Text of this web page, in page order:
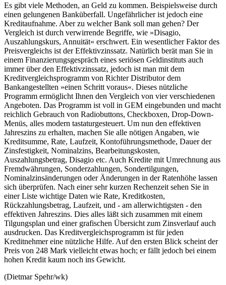
Es gibt viele Methoden, an Geld zu kommen. Beispielsweise durch
einen gelungenen Banküberfall. Ungefährlicher ist jedoch eine
Kreditaufnahme. Aber zu welcher Bank soll man gehen? Der
Vergleich ist durch verwirrende Begriffe, wie »Disagio,
Auszahlungskurs, Annuität« erschwert. Ein wesentlicher Faktor des
Preisvergleichs ist der Effektivzinssatz. Natürlich berät man Sie in
einem Finanzierungsgespräch eines seriösen Geldinstituts auch
immer über den Effektivzinssatz, jedoch ist man mit dem
Kreditvergleichsprogramm von Richter Distributor dem
Bankangestellten »einen Schritt voraus«. Dieses nützliche
Programm ermöglicht Ihnen den Vergleich von vier verschiedenen
Angeboten. Das Programm ist voll in GEM eingebunden und macht
reichlich Gebrauch von Radiobuttons, Checkboxen, Drop-Down-
Menüs, alles modern tastaturgesteuert. Um nun den effektiven
Jahreszins zu erhalten, machen Sie alle nötigen Angaben, wie
Kreditsumme, Rate, Laufzeit, Kontoführungsmethode, Dauer der
Zinsfestigkeit, Nominalzins, Bearbeitungskosten,
Auszahlungsbetrag, Disagio etc. Auch Kredite mit Umrechnung aus
Fremdwährungen, Sonderzahlungen, Sondertilgungen,
Nominalzinsänderungen oder Änderungen in der Ratenhöhe lassen
sich überprüfen. Nach einer sehr kurzen Rechenzeit sehen Sie in
einer Liste wichtige Daten wie Rate, Kreditkosten,
Rückzahlungsbetrag, Laufzeit, und - am allerwichtigsten - den
effektiven Jahreszins. Dies alles läßt sich zusammen mit einem
Tilgungsplan und einer grafischen Übersicht zum Zinsverlauf auch
ausdrucken. Das Kreditvergleichsprogramm ist für jeden
Kreditnehmer eine nützliche Hilfe. Auf den ersten Blick scheint der
Preis von 248 Mark vielleicht etwas hoch; er fällt jedoch bei einem
hohen Kredit kaum noch ins Gewicht.
(Dietmar Spehr/wk)